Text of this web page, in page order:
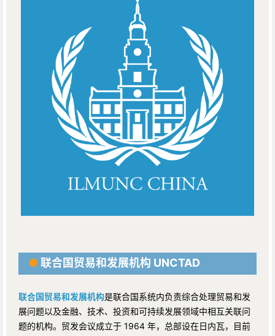
● 联合国贸易和发展机构 UNCTAD
联合国贸易和发展机构是联合国系统内负责综合处理贸易和发
展问题以及金融、技术、投资和可持续发展领域中相互关联问
题的机构。贸发会议成立于 1964 年，总部设在日内瓦，目前